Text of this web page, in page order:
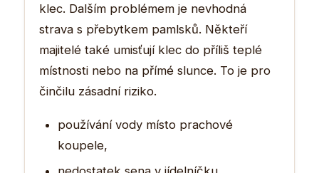
klec. Dalším problémem je nevhodná
strava s přebytkem pamlsků. Někteří
majitelé také umisťují klec do příliš teplé
místnosti nebo na přímé slunce. To je pro
činčilu zásadní riziko.
používání vody místo prachové
koupele,